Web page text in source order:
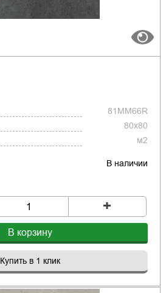
81MM66R
80x80
м2
В наличии
+
В корзину
Купить в 1 клик